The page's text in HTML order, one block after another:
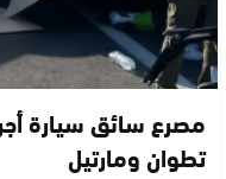
مصرع سائق سيارة
تطوان ومارتيل